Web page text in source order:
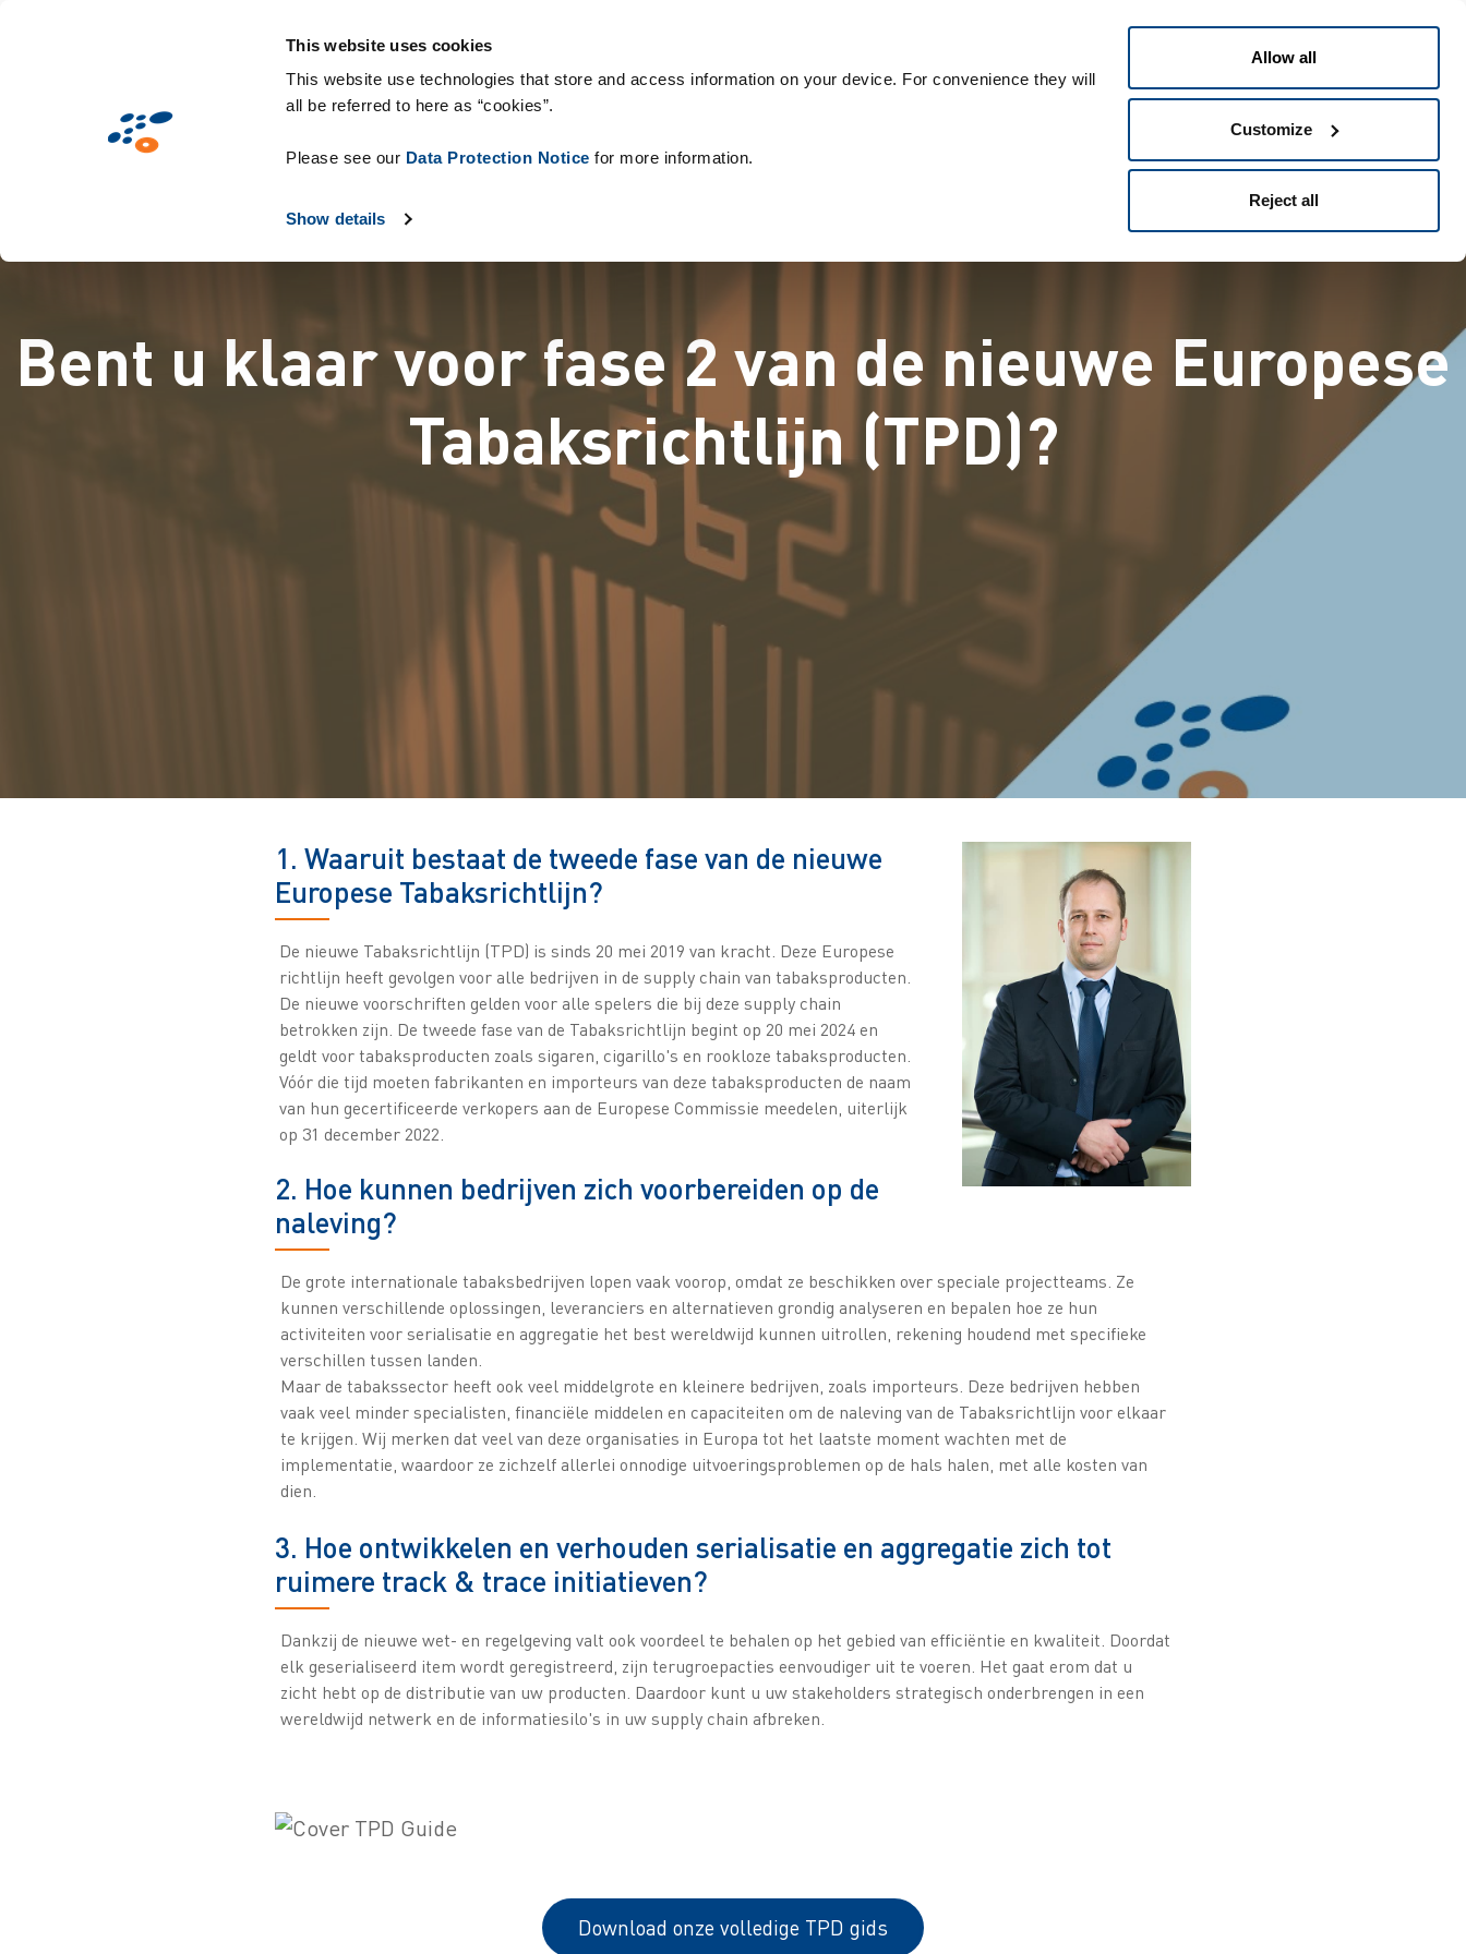
This website uses cookies
This website use technologies that store and access information on your device. For convenience they will
all be referred to here as “cookies”.
Please see our Data Protection Notice for more information.
Show details
Allow all
Customize
Reject all
Markten Technologieën & Supplies
Bent u klaar voor fase 2 van de nieuwe Europese
Tabaksrichtlijn (TPD)?
1. Waaruit bestaat de tweede fase van de nieuwe
Europese Tabaksrichtlijn?
De nieuwe Tabaksrichtlijn (TPD) is sinds 20 mei 2019 van kracht. Deze Europese
richtlijn heeft gevolgen voor alle bedrijven in de supply chain van tabaksproducten.
De nieuwe voorschriften gelden voor alle spelers die bij deze supply chain
betrokken zijn. De tweede fase van de Tabaksrichtlijn begint op 20 mei 2024 en
geldt voor tabaksproducten zoals sigaren, cigarillo's en rookloze tabaksproducten.
Vóór die tijd moeten fabrikanten en importeurs van deze tabaksproducten de naam
van hun gecertificeerde verkopers aan de Europese Commissie meedelen, uiterlijk
op 31 december 2022.
2. Hoe kunnen bedrijven zich voorbereiden op de
naleving?
De grote internationale tabaksbedrijven lopen vaak voorop, omdat ze beschikken over speciale projectteams. Ze
kunnen verschillende oplossingen, leveranciers en alternatieven grondig analyseren en bepalen hoe ze hun
activiteiten voor serialisatie en aggregatie het best wereldwijd kunnen uitrollen, rekening houdend met specifieke
verschillen tussen landen.
Maar de tabakssector heeft ook veel middelgrote en kleinere bedrijven, zoals importeurs. Deze bedrijven hebben
vaak veel minder specialisten, financiële middelen en capaciteiten om de naleving van de Tabaksrichtlijn voor elkaar
te krijgen. Wij merken dat veel van deze organisaties in Europa tot het laatste moment wachten met de
implementatie, waardoor ze zichzelf allerlei onnodige uitvoeringsproblemen op de hals halen, met alle kosten van
dien.
3. Hoe ontwikkelen en verhouden serialisatie en aggregatie zich tot
ruimere track & trace initiatieven?
Dankzij de nieuwe wet- en regelgeving valt ook voordeel te behalen op het gebied van efficiëntie en kwaliteit. Doordat
elk geserialiseerd item wordt geregistreerd, zijn terugroepacties eenvoudiger uit te voeren. Het gaat erom dat u
zicht hebt op de distributie van uw producten. Daardoor kunt u uw stakeholders strategisch onderbrengen in een
wereldwijd netwerk en de informatiesilo's in uw supply chain afbreken.
Download onze volledige TPD gids